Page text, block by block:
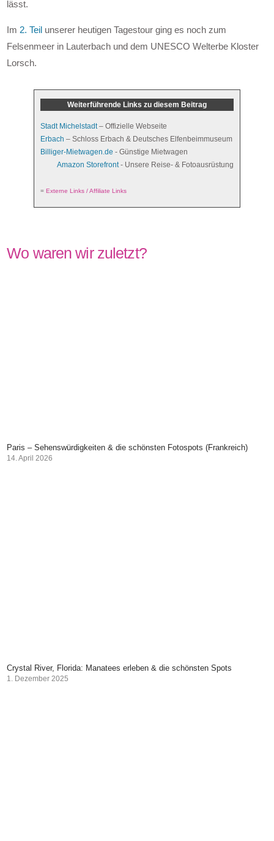
lässt.
Im 2. Teil unserer heutigen Tagestour ging es noch zum
Felsenmeer in Lauterbach und dem UNESCO Welterbe Kloster
Lorsch.
Weiterführende Links zu diesem Beitrag
Stadt Michelstadt– Offizielle Webseite
Erbach – Schloss Erbach & Deutsches Elfenbeimmuseum
Billiger-Mietwagen.de - Günstige Mietwagen
Amazon Storefront- Unsere Reise- & Fotoausrüstung
= Externe Links / Affiliate Links
Wo waren wir zuletzt?
Paris – Sehenswürdigkeiten & die schönsten Fotospots (Frankreich)
14. April 2026
Crystal River, Florida: Manatees erleben & die schönsten Spots
1. Dezember 2025